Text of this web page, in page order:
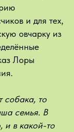
и для тех,
овчарку из
Лоры
собака, то
семья. В
и в какой-то